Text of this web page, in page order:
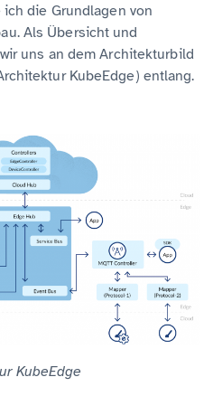
die Grundlagen von
Als Übersicht und
uns an dem Architekturbild
KubeEdge) entlang.
KubeEdge